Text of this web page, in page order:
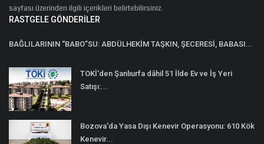
sayfası üzerinden ilgili içerikleri belirtebilirsiniz.
RASTGELE GÖNDERILER
BAĞLILARININ “BABO”SU: ABDÜLHEKİM TAŞKIN, ŞECERESİ, BABASI...
TOKİ'den Şanlıurfa dâhil 51 İlde Ev ve İş Yeri
Satışı:...
Bozova'da Yasa Dışı Kenevir Operasyonu: 610 Kök
Kenevir...